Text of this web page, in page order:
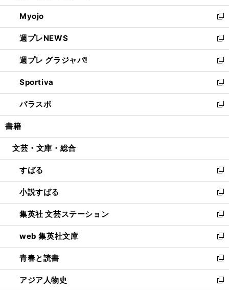
開
く
ウ
で
開
く
ン
ド
ウ
で
開
く
ウ
ィ
ン
ド
ウ
で
開
く
Myojo
新
し
い
ウ
ィ
ン
ド
ウ
で
開
週プレNEWS
新
し
い
ウ
ィ
ン
ド
ウ
開
週プレ グラジャパ!
新
し
い
ウ
ィ
ン
ウ
開
く
Sportiva
新
し
い
ウ
ン
ウ
で
開
く
パラスポ
新
し
ウ
ン
ド
ウ
で
開
く
書籍
文芸・文庫・総合
すばる
新
し
い
ウ
ィ
ン
ド
ウ
で
開
く
小説すばる
新
し
い
ウ
ィ
ン
ド
ウ
で
集英社 文芸ステーション
新
し
い
ウ
ィ
ン
ド
web 集英社文庫
新
し
い
ウ
ィ
青春と読書
新
し
い
アジア人物史
新